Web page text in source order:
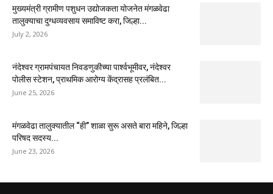
मुख्यमंत्री ग्रामीण पशुधन उद्योजकता योजनेत मंगळवेढा
तालुक्याचा दुग्धव्यवसाय समाविष्ट करा, जिल्हा...
July 2, 2026
नंदेश्वर ग्रामपंचायत निवडणुकीच्या पार्श्वभूमीवर, नंदेश्वर
पोलीस स्टेशन, प्राथमिक आरोग्य केंद्रासह प्रलंबित...
June 25, 2026
मंगळवेढा तालुक्यातील “ही” शाळा सुरू असते बारा महिने, जिल्हा
परिषद सदस्य...
June 23, 2026